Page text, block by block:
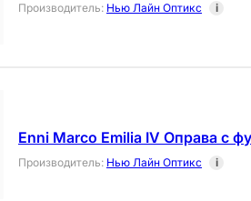
Производитель: Нью Лайн Оптикс i
Enni Marco Emilia IV Оправа с
Производитель: Нью Лайн Оптикс i